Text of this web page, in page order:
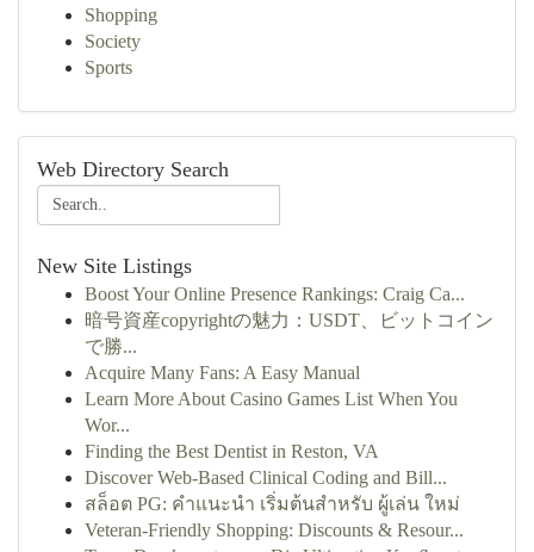
Shopping
Society
Sports
Web Directory Search
New Site Listings
Boost Your Online Presence Rankings: Craig Ca...
暗号資産copyrightの魅力：USDT、ビットコイン
で勝...
Acquire Many Fans: A Easy Manual
Learn More About Casino Games List When You
Wor...
Finding the Best Dentist in Reston, VA
Discover Web-Based Clinical Coding and Bill...
สล็อต PG: คำแนะนำ เริ่มต้นสำหรับ ผู้เล่น ใหม่
Veteran-Friendly Shopping: Discounts & Resour...